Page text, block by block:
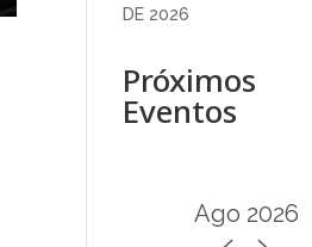
DE 2026
Próximos
Eventos